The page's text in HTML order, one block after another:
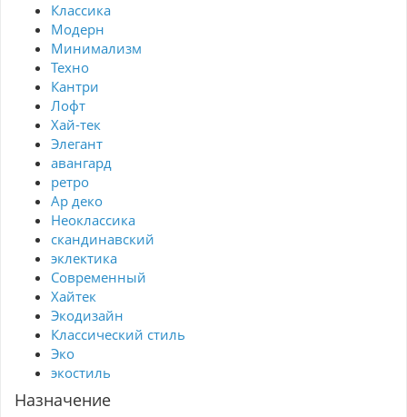
Классика
Модерн
Минимализм
Техно
Кантри
Лофт
Хай-тек
Элегант
авангард
ретро
Ар деко
Неоклассика
скандинавский
эклектика
Современный
Хайтек
Экодизайн
Классический стиль
Эко
экостиль
Назначение